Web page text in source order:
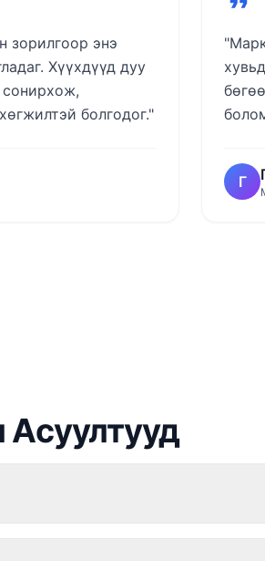
зорилгоор энэ
Хүүхдүүд дуу
болгодог."
Г
Асуултууд